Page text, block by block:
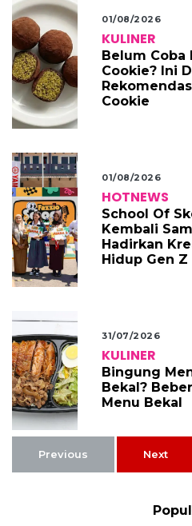
01/08/2026
KULINER
Belum Coba
Cookie? Ini
Cookie
01/08/2026
HOTNEWS
School Of
Kembali
Hadirkan
Hidup Gen
31/07/2026
KULINER
Bingung
Bekal?
Menu Bekal
Previous Next